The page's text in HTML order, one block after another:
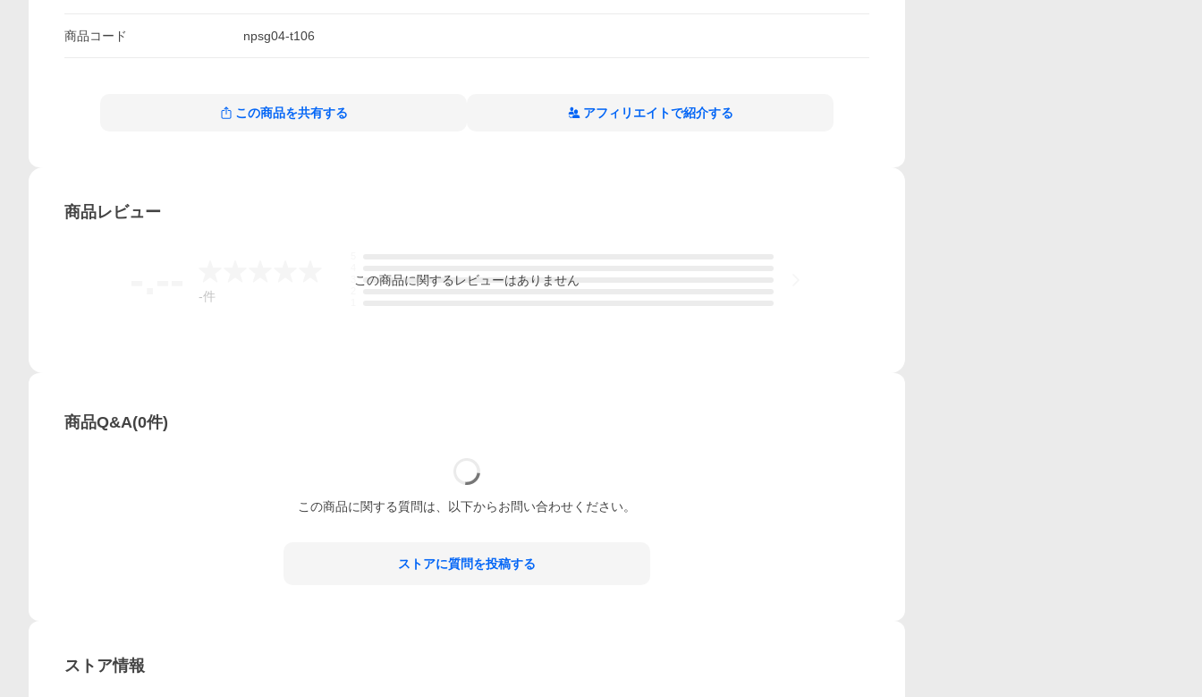
商品コード npsg04-t106
この商品を共有する アフィリエイトで紹介する
商品レビュー
-件
この商品に関するレビューはありません
商品Q&A(0件)
この商品に関する質問は、以下からお問い合わせください。
ストアに質問を投稿する
ストア情報